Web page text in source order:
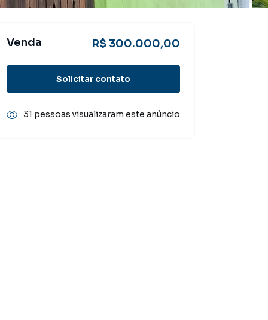
Venda R$ 300.000,00
Solicitar contato
31 pessoas visualizaram este anúncio